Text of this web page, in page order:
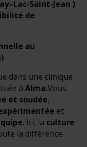
Saint-Jean )
de
au
dans une clinique
à Alma.Vous
et soudée,
et
. Ici, la culture
la différence.